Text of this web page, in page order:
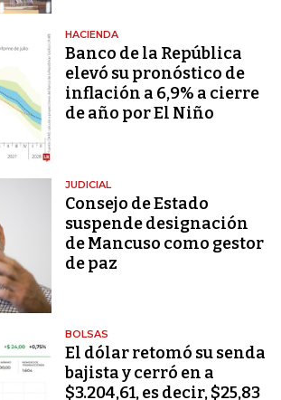
HACIENDA
Banco de la República
elevó su pronóstico de
inflación a 6,9% a cierre
de año por El Niño
JUDICIAL
Consejo de Estado
suspende designación
de Mancuso como gestor
de paz
BOLSAS
El dólar retomó su senda
bajista y cerró en a
$3.204,61, es decir, $25,83